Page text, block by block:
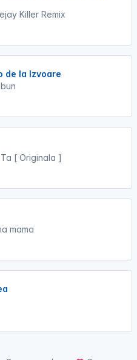
Killer Remix
de la Izvoare
[ Originala ]
mama